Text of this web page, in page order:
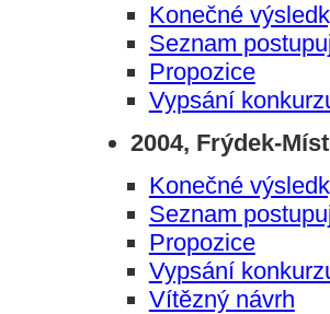
Konečné
Seznam
Propozice
Vypsání
2004, Frýdek-
Konečné
Seznam
Propozice
Vypsání
Vítězný návrh